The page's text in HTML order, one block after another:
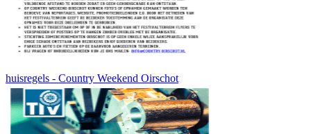
huisregels - Country Weekend Oirschot